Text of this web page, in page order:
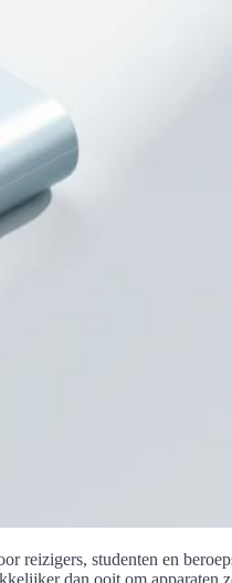
reizigers, studenten en